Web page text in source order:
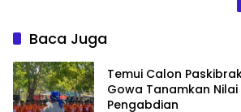
Baca Juga
Temui Calon
Gowa Tanamkan Nilai
Pengabdian